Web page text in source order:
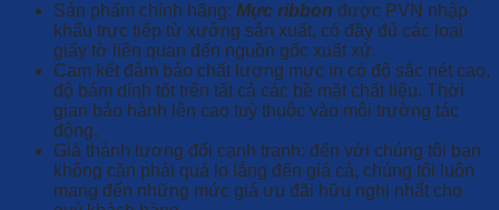
Sản phẩm chính hãng: Mực ribbon được PVN nhập
khẩu trực tiếp từ xưởng sản xuất, có đầy đủ các loại
giấy tờ liên quan đến nguồn gốc xuất xứ.
Cam kết đảm bảo chất lượng mực in có độ sắc nét cao,
độ bám dính tốt trên tất cả các bề mặt chất liệu. Thời
gian bảo hành lên cao tuỳ thuộc vào môi trường tác
động.
Giá thành tương đối cạnh tranh: đến với chúng tôi bạn
không cần phải quá lo lắng đến giá cả, chúng tôi luôn
mang đến những mức giá ưu đãi hữu nghị nhất cho